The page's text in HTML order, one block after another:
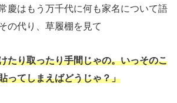
慶はもう万千代に何も家名について語
の代り、草履棚を見て
たり取ったり手間じゃの。いっそのこ
ってしまえばどうじゃ？」